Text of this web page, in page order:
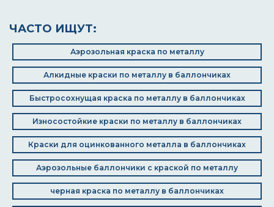
ЧАСТО ИЩУТ:
Аэрозольная краска по металлу
Алкидные краски по металлу в баллончиках
Быстросохнущая краска по металлу в баллончиках
Износостойкие краски по металлу в баллончиках
Краски для оцинкованного металла в баллончиках
Аэрозольные баллончики с краской по металлу
черная краска по металлу в баллончиках